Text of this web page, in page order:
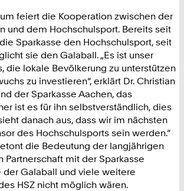
feiert die Kooperation zwischen der
und dem Hochschulsport. Bereits seit
Sparkasse den Hochschulsport, seit
sie den Galaball. „Es ist unser
die lokale Bevölkerung zu unterstützen
zu investieren“, erklärt Dr. Christian
der Sparkasse Aachen, das
ist es für ihn selbstverständlich, dies
danach aus, dass wir im nächsten
des Hochschulsports sein werden.“
die Bedeutung der langjährigen
Partnerschaft mit der Sparkasse
der Galaball und viele weitere
HSZ nicht möglich wären.